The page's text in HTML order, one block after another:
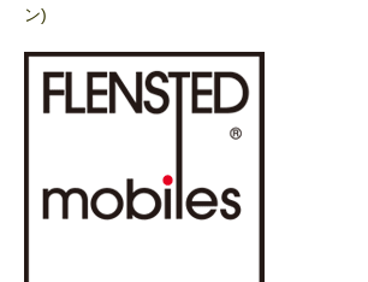
ン)